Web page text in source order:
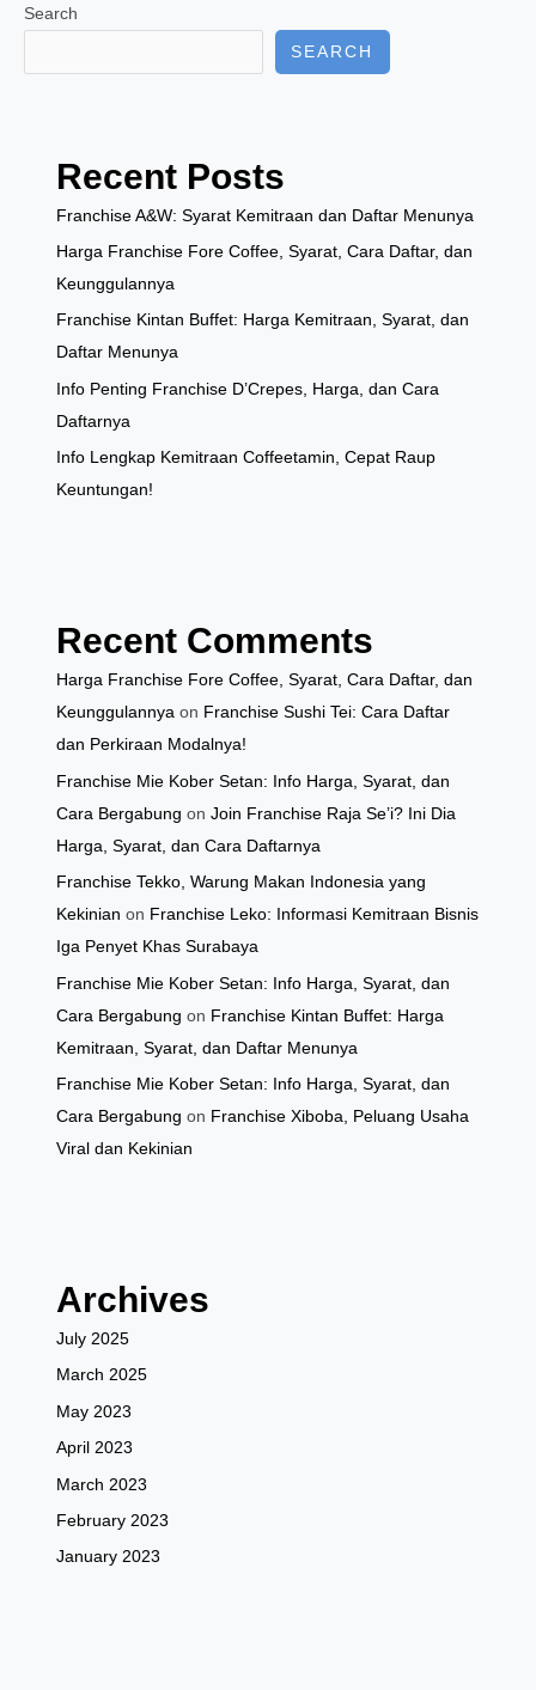
Search
SEARCH
Recent Posts
Franchise A&W: Syarat Kemitraan dan Daftar Menunya
Harga Franchise Fore Coffee, Syarat, Cara Daftar, dan
Keunggulannya
Franchise Kintan Buffet: Harga Kemitraan, Syarat, dan
Daftar Menunya
Info Penting Franchise D’Crepes, Harga, dan Cara
Daftarnya
Info Lengkap Kemitraan Coffeetamin, Cepat Raup
Keuntungan!
Recent Comments
Harga Franchise Fore Coffee, Syarat, Cara Daftar, dan
Keunggulannya on Franchise Sushi Tei: Cara Daftar
dan Perkiraan Modalnya!
Franchise Mie Kober Setan: Info Harga, Syarat, dan
Cara Bergabung onJoin Franchise Raja Se’i? Ini Dia
Harga, Syarat, dan Cara Daftarnya
Franchise Tekko, Warung Makan Indonesia yang
Kekinian on Franchise Leko: Informasi Kemitraan Bisnis
Iga Penyet Khas Surabaya
Franchise Mie Kober Setan: Info Harga, Syarat, dan
Cara Bergabung on Franchise Kintan Buffet: Harga
Kemitraan, Syarat, dan Daftar Menunya
Franchise Mie Kober Setan: Info Harga, Syarat, dan
Cara Bergabung on Franchise Xiboba, Peluang Usaha
Viral dan Kekinian
Archives
July 2025
March 2025
May 2023
April 2023
March 2023
February 2023
January 2023